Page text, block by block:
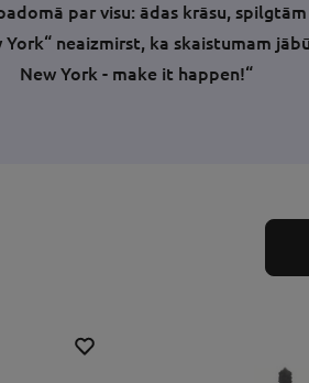
par visu: ādas krāsu,
neaizmirst, ka skaistumam
New York - make it happen!“